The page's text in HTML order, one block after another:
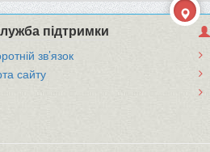
підтримки
зв’язок
сайту